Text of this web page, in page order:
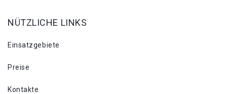
NÜTZLICHE LINKS
Einsatzgebiete
Preise
Kontakte